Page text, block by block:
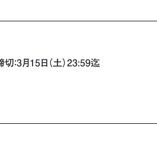
：3月15日（土）23:59迄